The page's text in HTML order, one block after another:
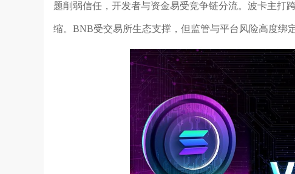
题削弱信任，开发者与资金易受竞争链分流。波卡主打
缩。BNB受交易所生态支撑，但监管与平台风险高度绑